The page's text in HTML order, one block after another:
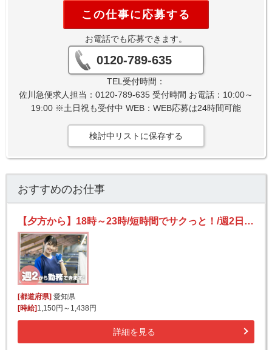
この仕事に応募する
お電話でも応募できます。
0120-789-635
TEL受付時間：
佐川急便求人担当：0120-789-635 受付時間 お電話：10:00～
19:00 ※土日祝も受付中 WEB：WEB応募は24時間可能
検討中リストに保存する
おすすめのお仕事
【夕方から】18時～23時/短時間でサクっと！/週2日～OK/未経験歓迎/かんたん仕分け
[都道府県]愛知県
[時給]1,150円～1,438円
詳細を見る